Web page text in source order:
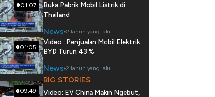
01:07
Buka Pabrik Mobil Listrik di
Thailand
News 2 tahun yang lalu
01:05
Video : Penjualan Mobil Elektrik
BYD Turun 43 %
News 2 tahun yang lalu
09:49
BIG STORIES
Video: EV China Makin Ngebut,